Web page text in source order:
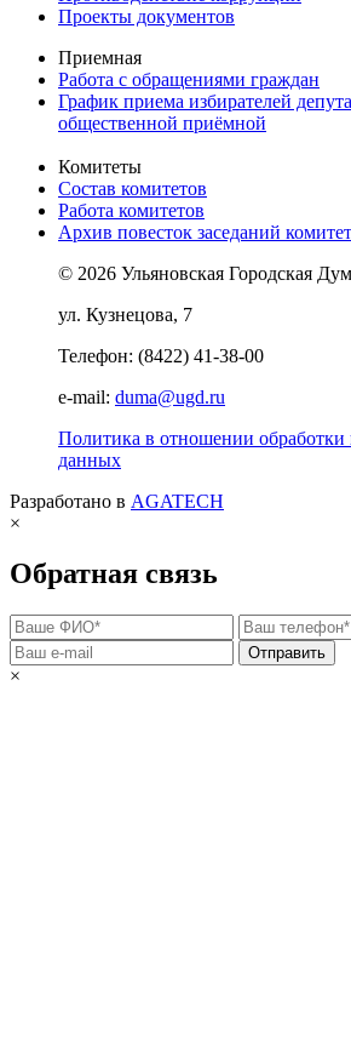
Проекты документов
Приемная
Работа с обращениями граждан
График приема избирателей
общественной приёмной
Комитеты
Состав комитетов
Работа комитетов
Архив повесток заседаний
© 2026 Ульяновская Городская
ул. Кузнецова, 7
Телефон: (8422) 41-38-00
e-mail: duma@ugd.ru
Политика в отношении обработки
данных
Разработано в AGATECH
×
Обратная связь
Отправить
×